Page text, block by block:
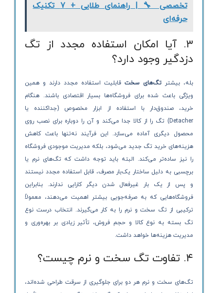
تخصصی 🔧 | راهنمای طلایی + 7 تکنیک
حرفه‌ای
۳. آیا امکان استفاده مجدد از تگ
دزدگیر وجود دارد؟
بله، بیشترتگ‌های سخت قابلیت استفاده مجدد دارند و همین
ویژگی باعث شده برای فروشگاه‌ها بسیار اقتصادی باشند. هنگام
خرید، صندوق‌دار با استفاده از ابزار مخصوص (جداکننده یا
Detacher) تگ را از کالا جدا می‌کند و آن را دوباره برای نصب روی
محصول دیگری آماده می‌سازد. این فرآیند نه‌تنها باعث کاهش
هزینه‌های خرید تگ جدید می‌شود، بلکه مدیریت موجودی فروشگاه
را نیز ساده‌تر می‌کند. البته باید توجه داشت که تگ‌های نرم یا
برچسبی به دلیل ساختار یک‌بار مصرف، قابل استفاده مجدد نیستند
و پس از یک بار غیرفعال شدن دیگر کارایی ندارند. بنابراین
فروشگاه‌هایی که به صرفه‌جویی بیشتر اهمیت می‌دهند، معمولاً
ترکیبی از تگ سخت و نرم را به کار می‌گیرند. انتخاب درست نوع
تگ بسته به نوع کالا و حجم فروش، تأثیر زیادی بر بهره‌وری و
مدیریت هزینه‌ها خواهد داشت.
۴. تفاوت تگ سخت و نرم چیست؟
تگ‌های سخت و نرم هر دو برای جلوگیری از سرقت طراحی شده‌اند،